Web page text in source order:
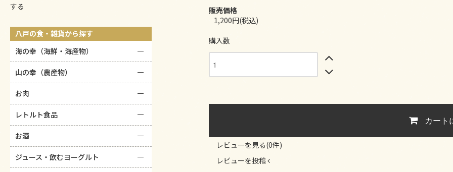
八戸の食・雑貨から探す
海の幸（海鮮・海産物）
山の幸（農産物）
お肉
レトルト食品
お酒
ジュース・飲むヨーグルト
販売価格
1,200円(税込)
購入数
カート
レビューを見る(0件)
レビューを投稿